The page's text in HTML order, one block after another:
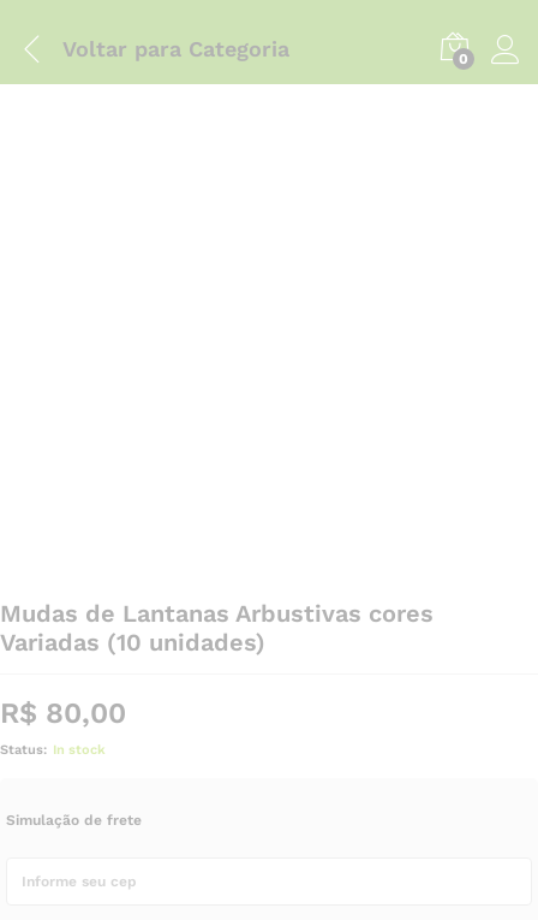
Voltar para Categoria 0
Mudas de Lantanas Arbustivas cores
Variadas (10 unidades)
R$ 80,00
Status: In stock
Simulação de frete